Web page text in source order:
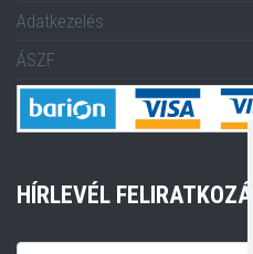
Adatkezelés
ÁSZF
HÍRLEVÉL FELIRATKOZÁS